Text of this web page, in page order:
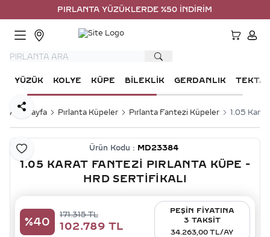
PIRLANTA YÜZÜKLERDE %50 İNDİRİM
YÜZÜK KOLYE KÜPE BILEKLIK GERDANLIK TEKTAŞ
Ana Sayfa Pırlanta Küpeler Pırlanta Fantezi Küpeler 1.05 Karat
Favoriye Ekle
Paylaş
Ürün Kodu : MD23384
1.05 KARAT FANTEZI PIRLANTA KÜPE -
HRD SERTIFIKALI
%40
171.315TL
102.789 TL
PEŞİN FİYATINA
3 TAKSİT
34.263,00 TL/AY